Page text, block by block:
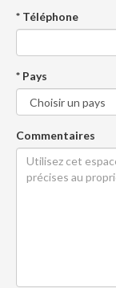
* Téléphone
* Pays
Commentaires